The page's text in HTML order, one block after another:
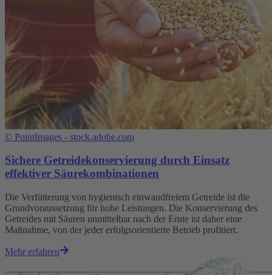
© PointImages - stock.adobe.com
Sichere Getreidekonservierung durch Einsatz
effektiver Säurekombinationen
Die Verfütterung von hygienisch einwandfreiem Getreide ist die
Grundvoraussetzung für hohe Leistungen. Die Konservierung des
Getreides mit Säuren unmittelbar nach der Ernte ist daher eine
Maßnahme, von der jeder erfolgsorientierte Betrieb profitiert.
Mehr erfahren